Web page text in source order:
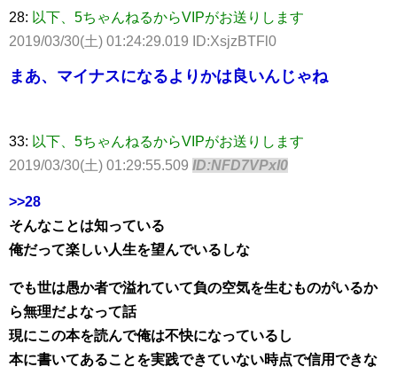
28: 以下、5ちゃんねるからVIPがお送りします
2019/03/30(土) 01:24:29.019 ID:XsjzBTFl0
まあ、マイナスになるよりかは良いんじゃね
33: 以下、5ちゃんねるからVIPがお送りします
2019/03/30(土) 01:29:55.509 ID:NFD7VPxl0
>>28
そんなことは知っている
俺だって楽しい人生を望んでいるしな
でも世は愚か者で溢れていて負の空気を生むものがいるか
ら無理だよなって話
現にこの本を読んで俺は不快になっているし
本に書いてあることを実践できていない時点で信用できな